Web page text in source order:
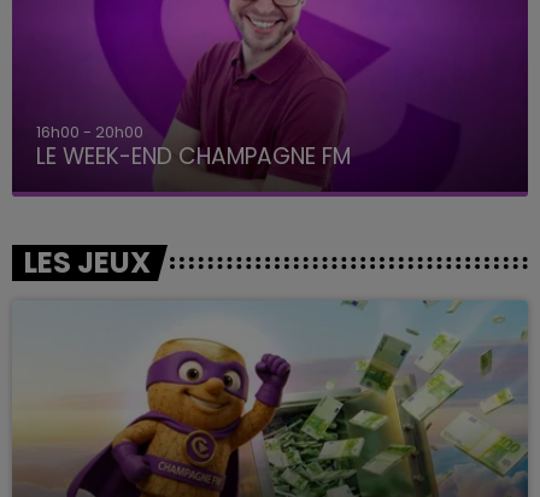
16h00 - 20h00
LE WEEK-END CHAMPAGNE FM
LES JEUX